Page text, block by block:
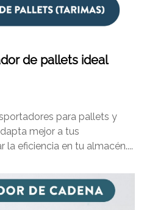
de pallets ideal
para pallets y
mejor a tus
la eficiencia en tu almacén....